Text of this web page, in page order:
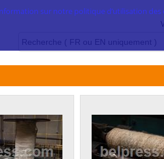
sur notre politique d’utilisation des